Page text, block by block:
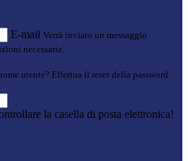
E-mail Verrà inviato un messaggio
necessarie.
utente? Effettua il reset della password
la casella di posta elettronica!